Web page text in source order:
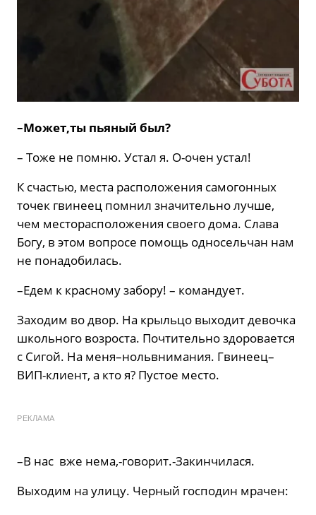
–Может,ты пьяный был?
– Тоже не помню. Устал я. О-очен устал!
К счастью, места расположения самогонных
точек гвинеец помнил значительно лучше,
чем месторасположения своего дома. Слава
Богу, в этом вопросе помощь односельчан нам
не понадобилась.
–Едем к красному забору! – командует.
Заходим во двор. На крыльцо выходит девочка
школьного возроста. Почтительно здоровается
с Сигой. На меня–нольвнимания. Гвинеец–
ВИП-клиент, а кто я? Пустое место.
РЕКЛАМА
–В нас вже нема,-говорит.-Закинчилася.
Выходим на улицу. Черный господин мрачен: